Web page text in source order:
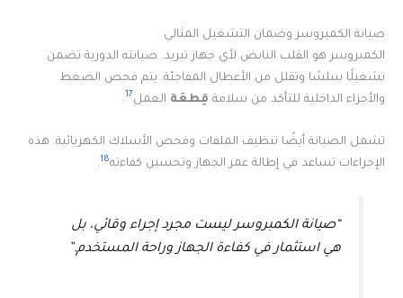
صيانة الكمبروسر وضمان التشغيل المثالي
الكمبروسر هو القلب النابض لأي جهاز تبريد. صيانته الدورية تضمن
تشغيلًا سلسًا وتقلل من الأعطال المفاجئة. يتم فحص الضغط
والأجزاء الداخلية للتأكد من سلامة قِطعَة العمل17
.
تشمل الصيانة أيضًا تنظيف الملفات وفحص الأسلاك الكهربائية. هذه
الإجراءات تساعد في إطالة عمر الجهاز وتحسين كفاءته18
.
“صيانة الكمبروسر ليست مجرد إجراء وقائي، بل
هي استثمار في كفاءة الجهاز وراحة المستخدم.”